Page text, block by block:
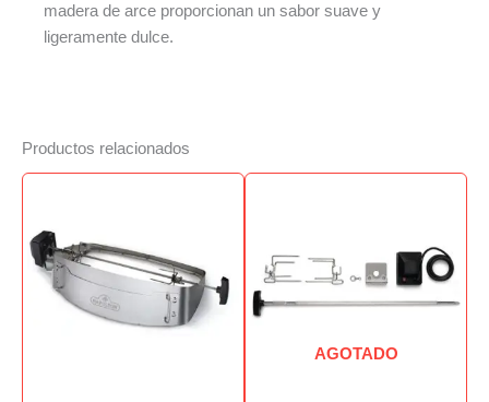
madera de arce proporcionan un sabor suave y
ligeramente dulce.
Productos relacionados
AGOTADO